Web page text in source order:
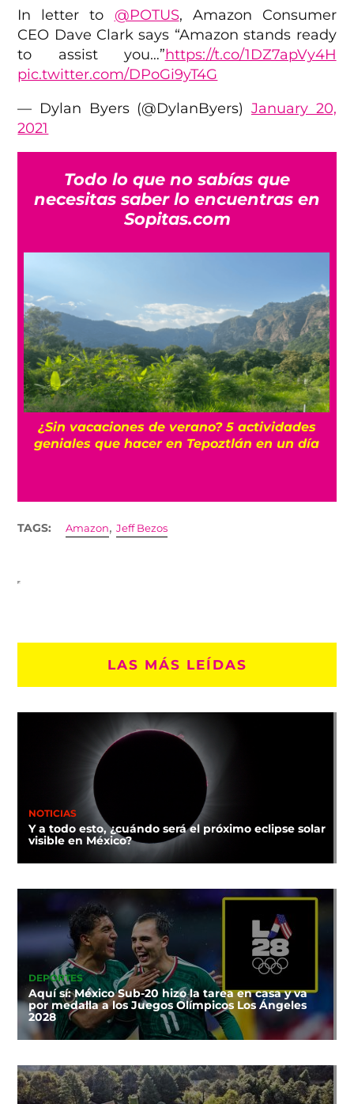
In letter to @POTUS, Amazon Consumer
CEO Dave Clark says “Amazon stands ready
to assist you…”https://t.co/1DZ7apVy4H
pic.twitter.com/DPoGi9yT4G
— Dylan Byers (@DylanByers) January 20,
2021
Todo lo que no sabías que
necesitas saber lo encuentras en
Sopitas.com
¿Sin vacaciones de verano? 5 actividades
geniales que hacer en Tepoztlán en un día
TAGS: Amazon,Jeff Bezos
LAS MÁS LEÍDAS
NOTICIAS
Y a todo esto, ¿cuándo será el próximo eclipse solar
visible en México?
DEPORTES
Aquí sí: México Sub-20 hizo la tarea en casa y va
por medalla a los Juegos Olímpicos Los Ángeles
2028